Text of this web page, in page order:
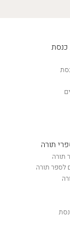
כנסת
תורה
תורה
לספר תורה